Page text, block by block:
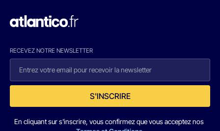
RECEVEZ NOTRE NEWSLETTER
S'INSCRIRE
En cliquant sur s'inscrire, vous confirmez que vous acceptez nos